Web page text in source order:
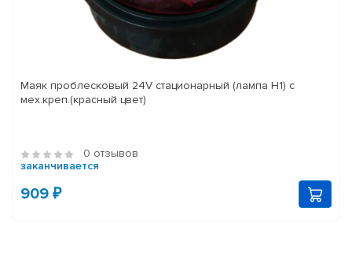
Маяк проблесковый 24V стационарный (лампа Н1) с
мех.креп.(красный цвет)
0 отзывов
заканчивается
909 ₽